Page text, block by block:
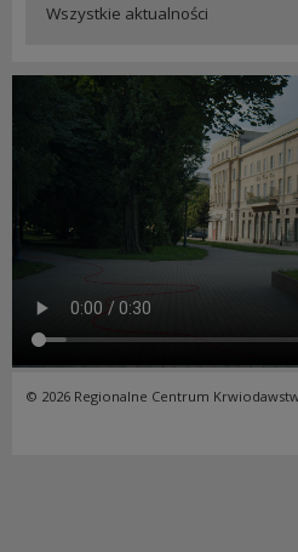
Wszystkie aktualności
© 2026 Regionalne Centrum